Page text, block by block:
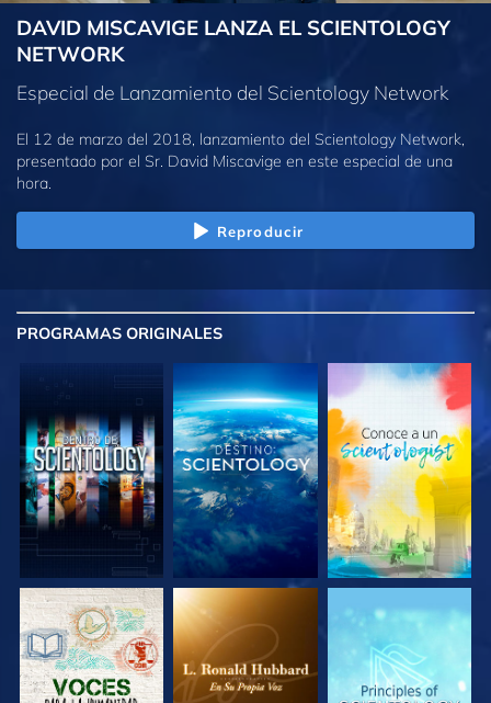
DAVID MISCAVIGE LANZA EL SCIENTOLOGY
NETWORK
Especial de Lanzamiento del Scientology Network
El 12 de marzo del 2018, lanzamiento del Scientology Network,
presentado por el Sr. David Miscavige en este especial de una
hora.
Reproducir
PROGRAMAS ORIGINALES
EXPLORA LAS
SERIES
EXPLORA LAS
SERIES
EXPLORA LAS
SERIES